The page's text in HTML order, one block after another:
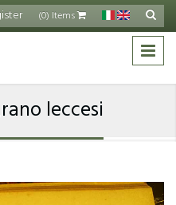
(0) Items
di
Cerca
leccesi